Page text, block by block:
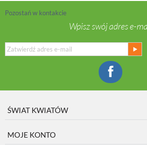
Pozostań w kontakcie
Wpisz swój adres e-
ŚWIAT KWIATÓW
MOJE KONTO